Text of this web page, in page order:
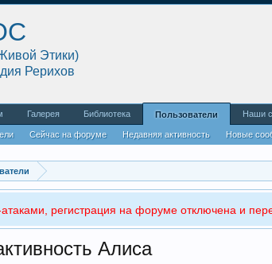
регистрация на форуме отключена и
Алиса
Этики)
Рерихов
Галерея Библиотека Пользователи
Сейчас на форуме Недавняя активность Новые
Наши